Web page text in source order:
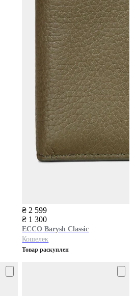
₴ 2 599
₴ 1 300
ECCO Barysh Classic
Кошелек
Товар раскуплен